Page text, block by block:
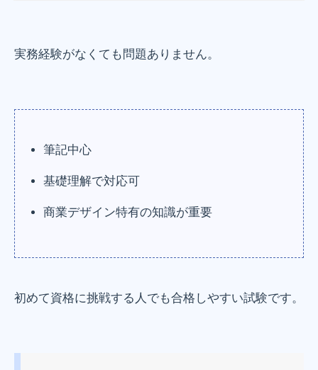
実務経験がなくても問題ありません。
筆記中心
基礎理解で対応可
商業デザイン特有の知識が重要
初めて資格に挑戦する人でも合格しやすい試験です。